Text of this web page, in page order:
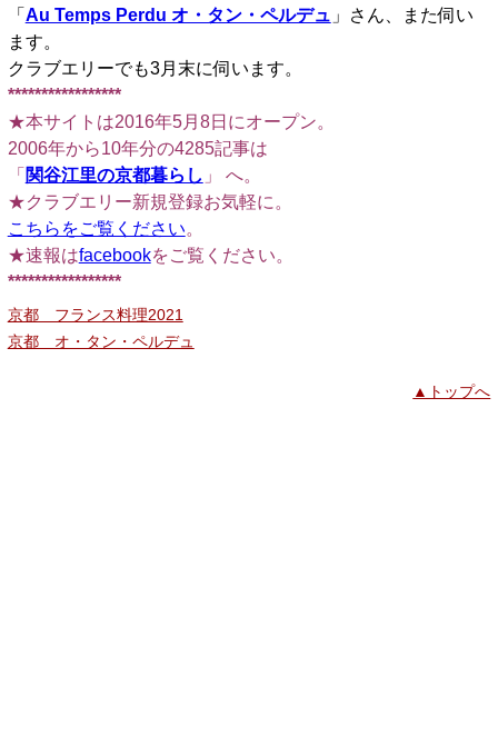
「 Au Temps Perdu オ・タン・ペルデュ 」さん、また伺い
ます。
クラブエリーでも3月末に伺います。
*****************
★本サイトは2016年5月8日にオープン。
2006年から10年分の4285記事は
「 関谷江里の京都暮らし 」 へ。
★クラブエリー新規登録お気軽に。
こちらをご覧ください。
★速報はfacebookをご覧ください。
*****************
京都 フランス料理2021
京都 オ・タン・ペルデュ
▲トップへ